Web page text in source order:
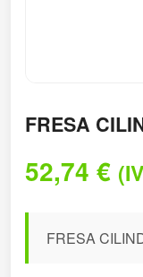
FRESA
52,74 €
FRESA